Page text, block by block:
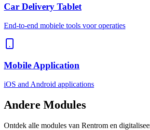
Car Delivery Tablet
End-to-end mobiele tools voor operaties
Mobile Application
iOS and Android applications
Andere Modules
Ontdek alle modules van Rentrom en